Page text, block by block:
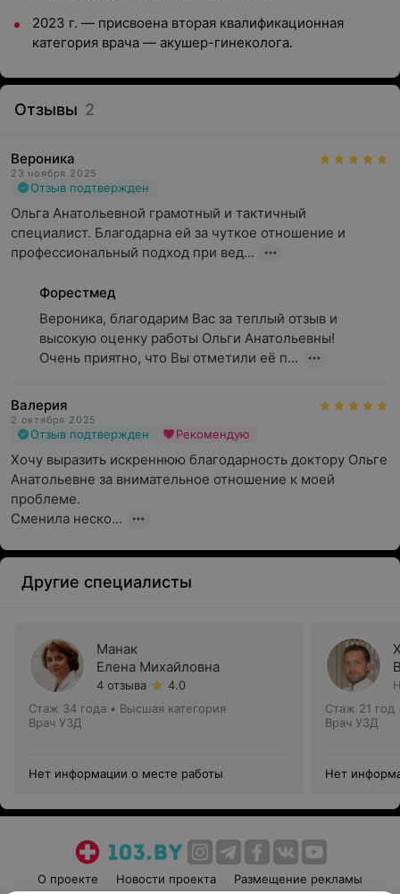
2023 г. — присвоена вторая квалификационная
категория врача — акушер-гинеколога.
Отзывы 2
Вероника
23 ноября 2025
Отзыв подтвержден
Ольга Анатольевной грамотный и тактичный
специалист. Благодарна ей за чуткое отношение и
профессиональный подход при вед...
Форестмед
Вероника, благодарим Вас за теплый отзыв и
высокую оценку работы Ольги Анатольевны!
Очень приятно, что Вы отметили её п...
Валерия
2 октября 2025
Отзыв подтвержден Рекомендую
Хочу выразить искреннюю благодарность доктору Ольге
Анатольевне за внимательное отношение к моей
проблеме.
Сменила неско...
Другие специалисты
Манак
Елена Михайловна
4 отзыва
4.0
Стаж 34 года • Высшая категория
Врач УЗД
Нет информации о месте работы
Стаж 21 год
Врач УЗД
Нет
О проекте Новости проекта Размещение рекламы